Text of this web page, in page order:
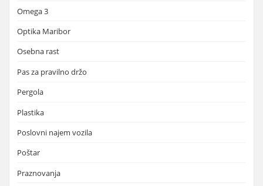
Omega 3
Optika Maribor
Osebna rast
Pas za pravilno držo
Pergola
Plastika
Poslovni najem vozila
Poštar
Praznovanja